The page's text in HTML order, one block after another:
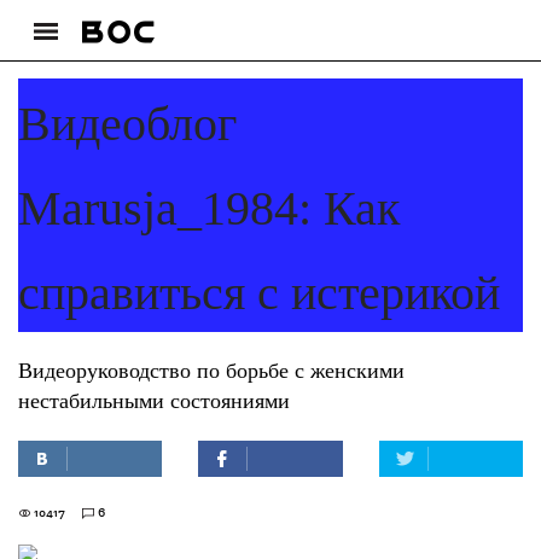
Видеоблог
Marusja_1984: Как
справиться с истерикой
Видеоруководство по борьбе с женскими
нестабильными состояниями
10417 6